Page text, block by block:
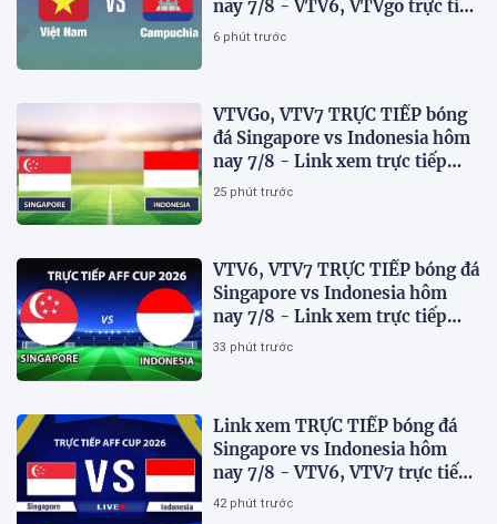
nay 7/8 - VTV6, VTVgo trực tiếp
AFF Cup 2026
6 phút trước
VTVGo, VTV7 TRỰC TIẾP bóng
đá Singapore vs Indonesia hôm
nay 7/8 - Link xem trực tiếp
AFF Cup 2026 mới nhất
25 phút trước
VTV6, VTV7 TRỰC TIẾP bóng đá
Singapore vs Indonesia hôm
nay 7/8 - Link xem trực tiếp
AFF Cup 2026 mới nhất
33 phút trước
Link xem TRỰC TIẾP bóng đá
Singapore vs Indonesia hôm
nay 7/8 - VTV6, VTV7 trực tiếp
AFF Cup 2026
42 phút trước